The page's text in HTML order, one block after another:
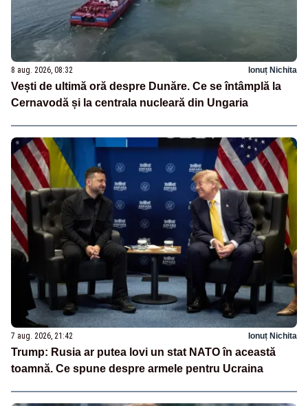
8 aug. 2026, 08:32 Ionuț Nichita
Vești de ultimă oră despre Dunăre. Ce se întâmplă la
Cernavodă și la centrala nucleară din Ungaria
7 aug. 2026, 21:42 Ionuț Nichita
Trump: Rusia ar putea lovi un stat NATO în această
toamnă. Ce spune despre armele pentru Ucraina